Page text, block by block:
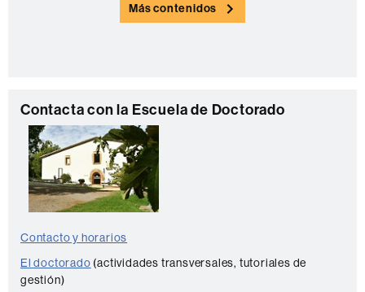
t
o
Más contenidos
C
o
n
a
c
t
o
Contacta con la Escuela de Doctorado
Contacto y horarios
El doctorado (actividades transversales, tutoriales de
gestión)